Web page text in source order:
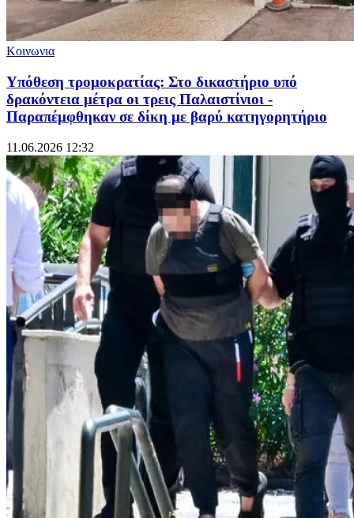
Κοινωνια
Υπόθεση τρομοκρατίας: Στο δικαστήριο υπό
δρακόντεια μέτρα οι τρεις Παλαιστίνιοι -
Παραπέμφθηκαν σε δίκη με βαρύ κατηγορητήριο
11.06.2026 12:32